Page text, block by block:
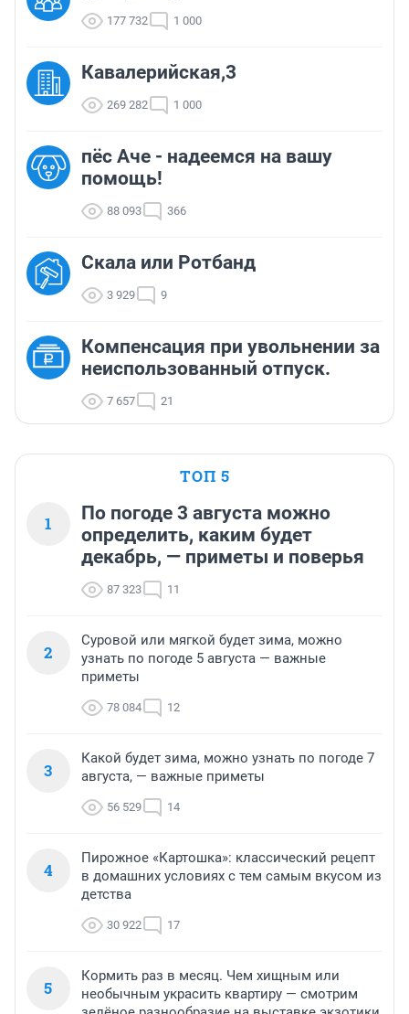
177 732 1 000
Кавалерийская,3
269 282 1 000
пёс Аче - надеемся на вашу
помощь!
88 093 366
Скала или Ротбанд
3 929 9
Компенсация при увольнении за
неиспользованный отпуск.
7 657 21
ТОП 5
1
По погоде 3 августа можно
определить, каким будет
декабрь, — приметы и поверья
87 323 11
2
Суровой или мягкой будет зима, можно
узнать по погоде 5 августа — важные
приметы
78 084 12
3
Какой будет зима, можно узнать по погоде 7
августа, — важные приметы
56 529 14
4
Пирожное «Картошка»: классический рецепт
в домашних условиях с тем самым вкусом из
детства
30 922 17
5
Кормить раз в месяц. Чем хищным или
необычным украсить квартиру — смотрим